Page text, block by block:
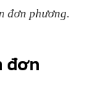
đơn phương.
đơn